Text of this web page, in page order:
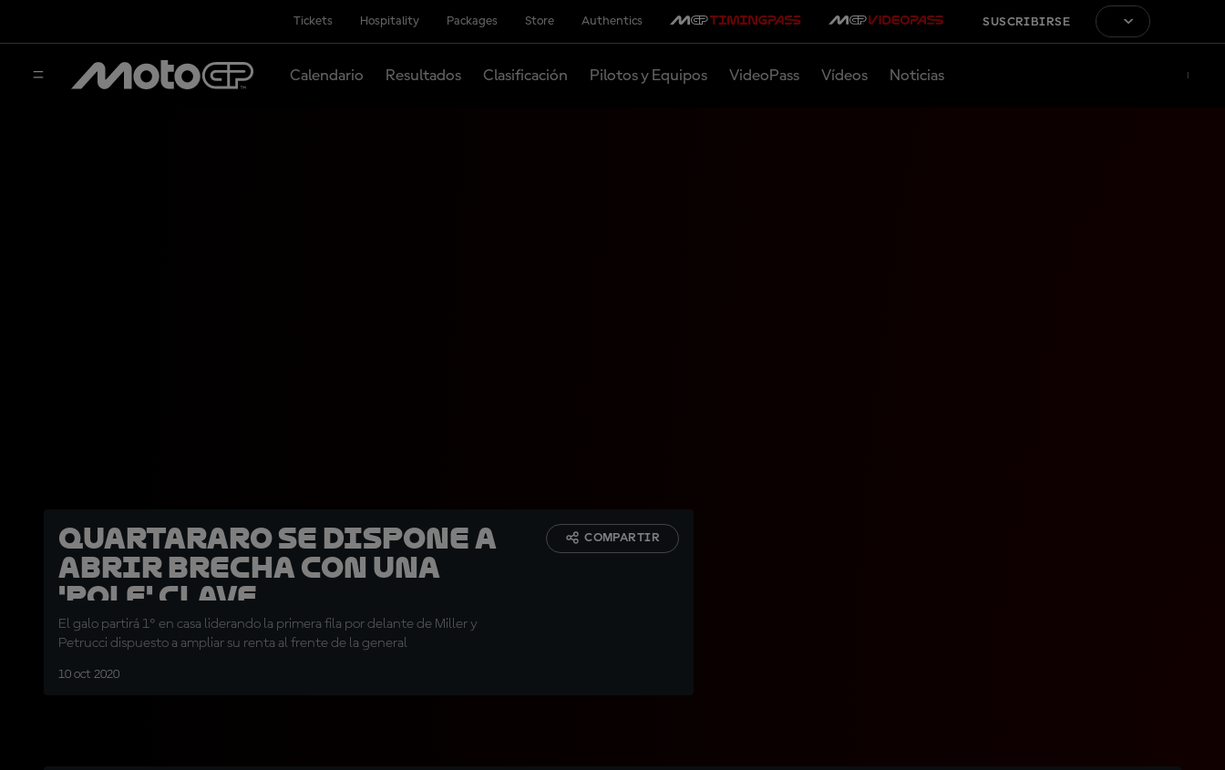
Tickets Hospitality Packages Store Authentics SUSCRIBIRSE
Calendario Resultados Clasificación Pilotos y Equipos VideoPass Vídeos Noticias
Quartararo se dispone a
abrir brecha con una
'pole' clave
El galo partirá 1º en casa liderando la primera fila por delante de Miller y
Petrucci dispuesto a ampliar su renta al frente de la general
10 oct 2020
COMPARTIR